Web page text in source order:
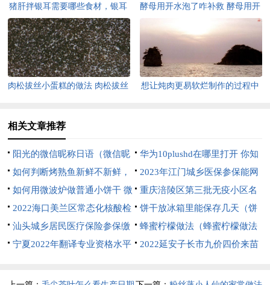
猪肝拌银耳需要哪些食材，银耳
和猪肝
酵母用开水泡了咋补救 酵母用开
肉松拔丝小蛋糕的做法 肉松拔丝
想让炖肉更易软烂制作的过程中
相关文章推荐
阳光的微信昵称日语（微信昵
称 日语）
华为10plushd在哪里打开 你知
道吗
如何判断烤熟鱼新鲜不新鲜，
如何判断烤熟鱼新鲜不新鲜的区
别
2023年江门城乡医保参保能网
上缴费吗？
如何用微波炉做普通小饼干 微
波炉怎么做普通小饼干
重庆涪陵区第三批无疫小区名
单公布（11月30日）
2022海口美兰区常态化核酸检
测时间及采样点
饼干放冰箱里能保存几天（饼
干放冰箱里能保存几天啊）
汕头城乡居民医疗保险参保缴
费方式
蜂蜜柠檬做法（蜂蜜柠檬做法
腌制）
宁夏2022年翻译专业资格水平
2022延安子长市九价四价来苗